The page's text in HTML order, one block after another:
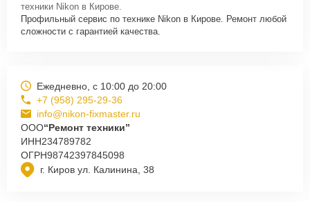
техники Nikon в Кирове.
Профильный сервис по технике Nikon в Кирове. Ремонт любой
сложности с гарантией качества.
г. Киров ул. Калинина, 38
Ежедневно, с 10:00 до 20:00
+7 (958) 295-29-36
info@nikon-fixmaster.ru
ООО“Ремонт техники”
ИНН234789782
ОГРН98742397845098